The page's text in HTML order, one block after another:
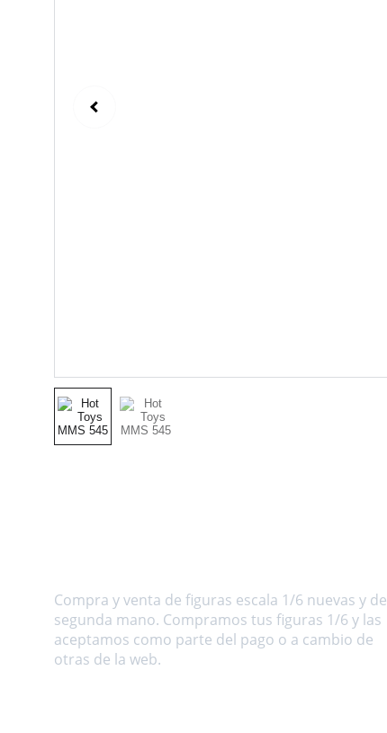
Compra y venta de figuras escala 1/6 nuevas y de
segunda mano. Compramos tus figuras 1/6 y las
aceptamos como parte del pago o a cambio de
otras de la web.